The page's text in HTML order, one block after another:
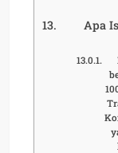
Apa